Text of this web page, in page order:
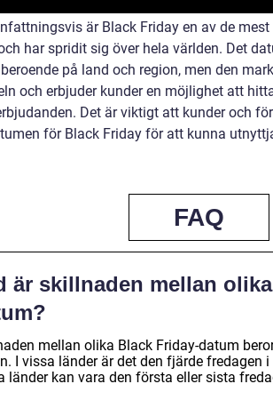
är Black Friday en av de
har spridit sig över hela världen. Det
på land och region, men den
och erbjuder kunder en möjlighet att
Det är viktigt att kunder och
för Black Friday för att kunna
FAQ
är skillnaden mellan
mellan olika Black Friday-datum
I vissa länder är det den fjärde fredagen
länder kan vara den första eller sista